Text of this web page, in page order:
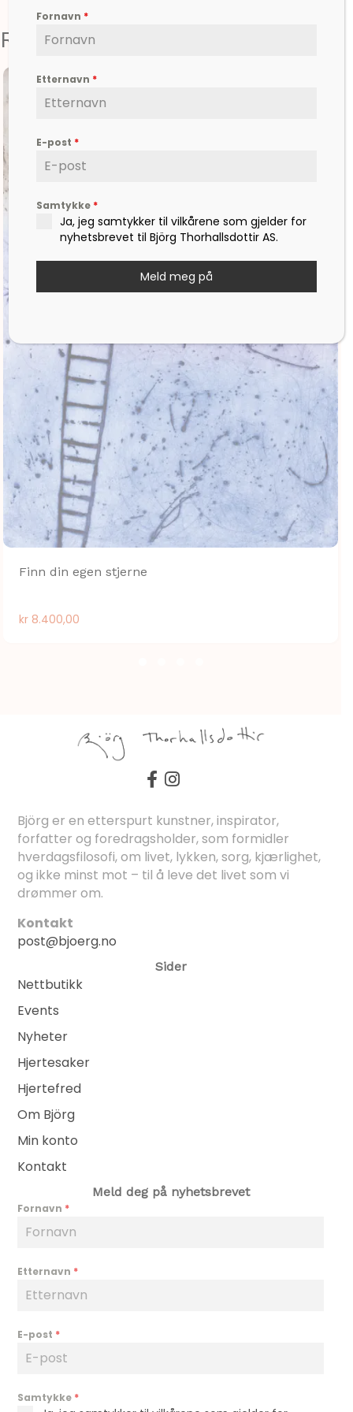
Relaterte produkter
Finn din egen stjerne
kr 8.400,00
Björg er en etterspurt kunstner, inspirator,
forfatter og foredragsholder, som formidler
hverdagsfilosofi, om livet, lykken, sorg, kjærlighet,
og ikke minst mot – til å leve det livet som vi
drømmer om.
Kontakt
post@bjoerg.no
Sider
Nettbutikk
Events
Nyheter
Hjertesaker
Hjertefred
Om Björg
Min konto
Kontakt
Meld deg på nyhetsbrevet
Fornavn *
Etternavn *
E-post *
Samtykke *
Fornavn *
Etternavn *
E-post *
Samtykke *
Ja, jeg samtykker til vilkårene som gjelder for
nyhetsbrevet til Björg Thorhallsdottir AS.
Meld meg på